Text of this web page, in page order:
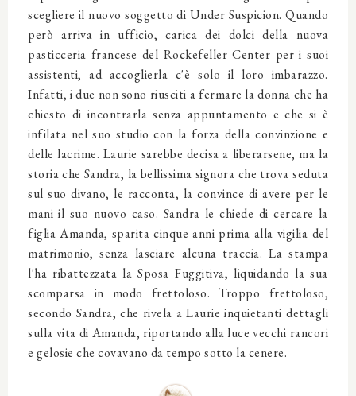
scegliere il nuovo soggetto di Under Suspicion. Quando
però arriva in ufficio, carica dei dolci della nuova
pasticceria francese del Rockefeller Center per i suoi
assistenti, ad accoglierla c'è solo il loro imbarazzo.
Infatti, i due non sono riusciti a fermare la donna che ha
chiesto di incontrarla senza appuntamento e che si è
infilata nel suo studio con la forza della convinzione e
delle lacrime. Laurie sarebbe decisa a liberarsene, ma la
storia che Sandra, la bellissima signora che trova seduta
sul suo divano, le racconta, la convince di avere per le
mani il suo nuovo caso. Sandra le chiede di cercare la
figlia Amanda, sparita cinque anni prima alla vigilia del
matrimonio, senza lasciare alcuna traccia. La stampa
l'ha ribattezzata la Sposa Fuggitiva, liquidando la sua
scomparsa in modo frettoloso. Troppo frettoloso,
secondo Sandra, che rivela a Laurie inquietanti dettagli
sulla vita di Amanda, riportando alla luce vecchi rancori
e gelosie che covavano da tempo sotto la cenere.